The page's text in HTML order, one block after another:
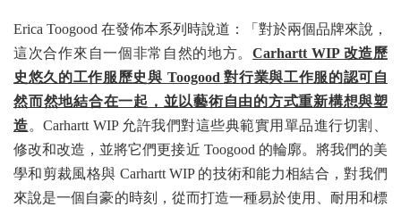
Erica Toogood 在發佈本系列時說道：「對於兩個品牌來說，
這次合作來自一個非常自然的地方。Carhartt WIP 改造歷
史悠久的工作服歷史與 Toogood 對行業與工作服的認可自
然而然地結合在一起，並以藝術自由的方式重新構想與塑
造。Carhartt WIP 允許我們對這些典範實用單品進行切割、
修改和改造，並將它們更接近 Toogood 的輪廓。將我們的美
學和剪裁風格與 Carhartt WIP 的技術和能力相結合，對我們
來說是一個自豪的時刻，從而打造一種易於使用、耐用和標